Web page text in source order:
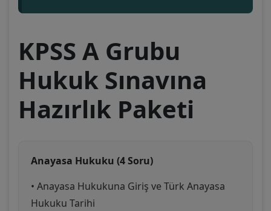
KPSS A Grubu
Hukuk Sınavına
Hazırlık Paketi
Anayasa Hukuku (4 Soru)
• Anayasa Hukukuna Giriş ve Türk Anayasa
Hukuku Tarihi